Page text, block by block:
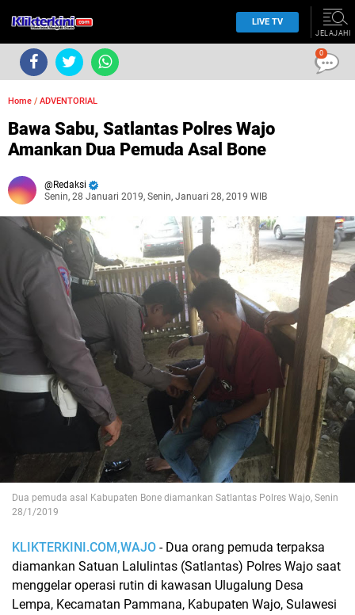
LIVE TV
JELAJAHI
Home / ADVENTORIAL
Bawa Sabu, Satlantas Polres Wajo
Amankan Dua Pemuda Asal Bone
Redaksi
Senin, 28 Januari 2019, Senin, Januari 28, 2019 WIB
Dua pemuda asal Kabupaten Bone diamankan Satlantas Polres Wajo, Senin
28/1/2019
KLIKTERKINI.COM,WAJO - Dua orang pemuda terpaksa
diamankan Satuan Lalulintas (Satlantas) Polres Wajo saat
menggelar operasi rutin di kawasan Ulugalung Desa
Lempa, Kecamatan Pammana, Kabupaten Wajo, Sulawesi
0